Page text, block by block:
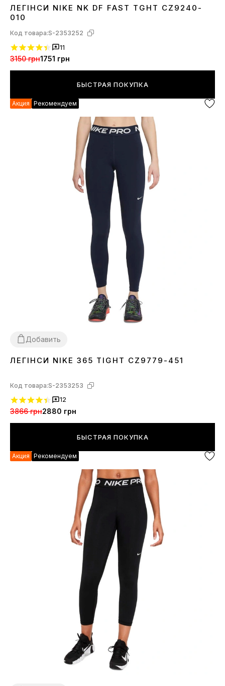
XS S L
ЛЕГІНСИ NIKE NK DF FAST TGHT CZ9240-
010
Код товара:S-2353252
11
3150 грн1751 грн
БЫСТРАЯ ПОКУПКА
Акция Рекомендуем
Добавить
L
ЛЕГІНСИ NIKE 365 TIGHT CZ9779-451
Код товара:S-2353253
12
3866 грн2880 грн
БЫСТРАЯ ПОКУПКА
Акция Рекомендуем